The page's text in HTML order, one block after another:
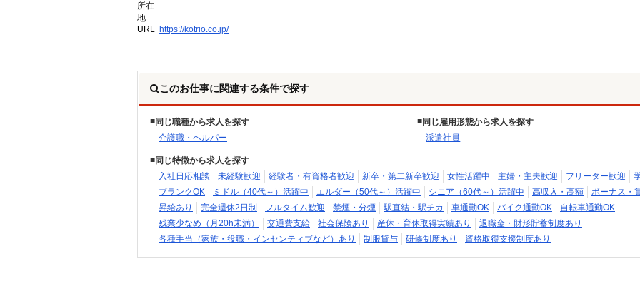
所在
地
URL https://kotrio.co.jp/
このお仕事に関連する条件で探す
同じ職種から求人を探す
介護職・ヘルパー
同じ雇用形態から求人を探す
派遣社員
同じ特徴から求人を探す
入社日応相談
未経験歓迎 経験者・有資格者歓迎 新卒・第二新卒歓迎 女性活躍中 主婦・主夫歓迎 フリーター歓迎
ブランクOK
ミドル（40代～）活躍中 エルダー（50代～）活躍中 シニア（60代～）活躍中 高収入・高額
ボーナス・
昇給あり
完全週休2日制 フルタイム歓迎 禁煙・分煙 駅直結・駅チカ 車通勤OK バイク通勤OK
自転車通勤OK
残業少なめ（月20h未満）
交通費支給 社会保険あり 産休・育休取得実績あり
退職金・財形貯蓄制度あり
各種手当（家族・役職・インセンティブなど）あり
制服貸与 研修制度あり 資格取得支援制度あり